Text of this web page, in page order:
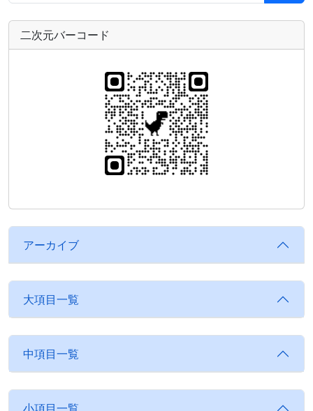
二次元バーコード
アーカイブ
大項目一覧
中項目一覧